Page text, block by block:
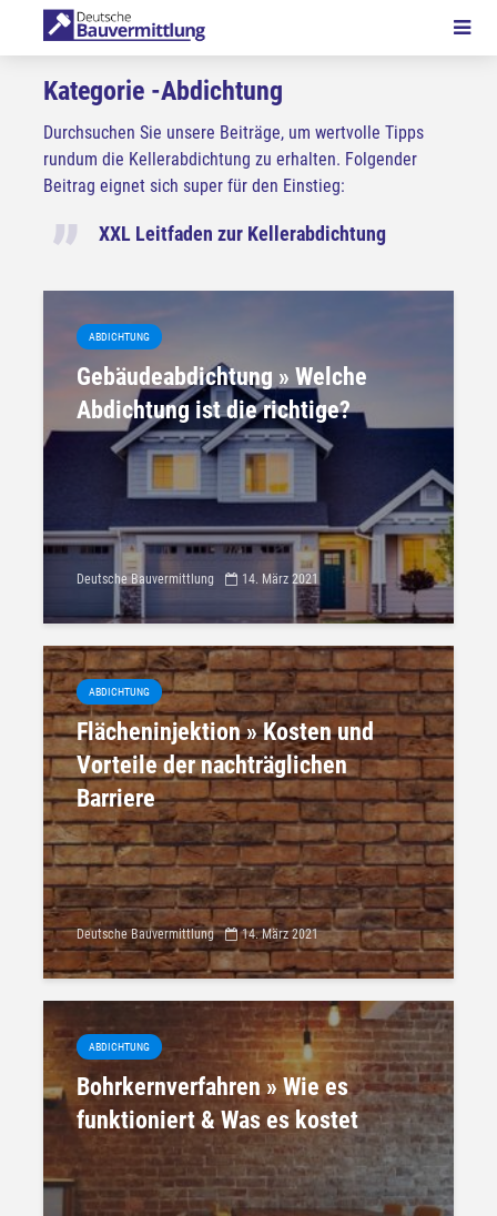
Kategorie -Abdichtung
Durchsuchen Sie unsere Beiträge, um wertvolle Tipps
rundum die Kellerabdichtung zu erhalten. Folgender
Beitrag eignet sich super für den Einstieg:
XXL Leitfaden zur Kellerabdichtung
ABDICHTUNG
Gebäudeabdichtung » Welche
Abdichtung ist die richtige?
Deutsche Bauvermittlung 14. März 2021
ABDICHTUNG
Flächeninjektion » Kosten und
Vorteile der nachträglichen
Barriere
Deutsche Bauvermittlung 14. März 2021
ABDICHTUNG
Bohrkernverfahren » Wie es
funktioniert & Was es kostet